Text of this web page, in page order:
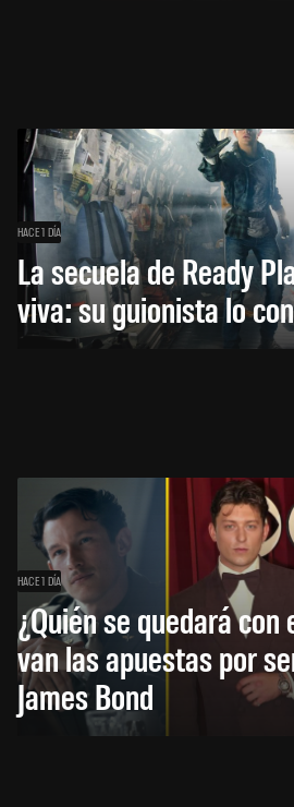
HACE 1 DÍA
La secuela de Ready
viva: su guionista lo
HACE 1 DÍA
¿Quién se quedará con
van las apuestas por
James Bond